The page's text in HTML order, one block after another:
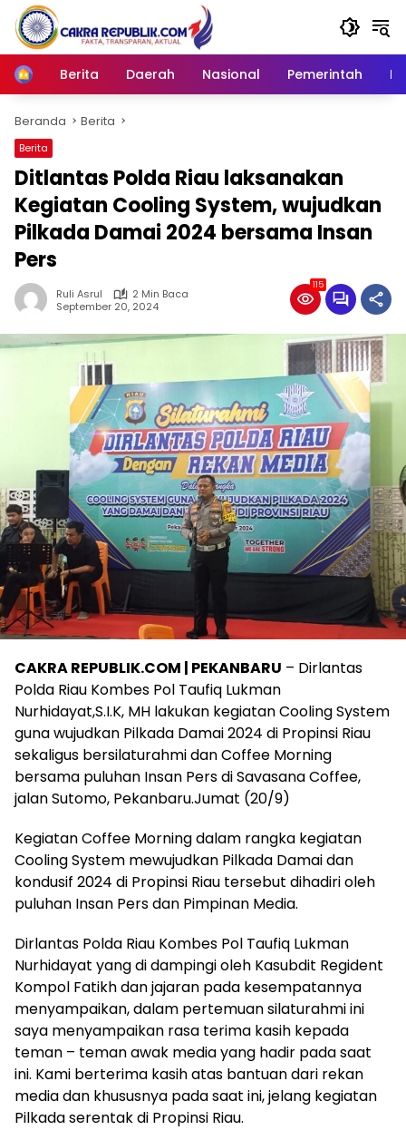
Langsung
konten
Home
Berita Daerah Nasional Pemerintah
Beranda Berita
Berita
Ditlantas Polda Riau laksanakan
Kegiatan Cooling System, wujudkan
Pilkada Damai 2024 bersama Insan
Pers
Ruli Asrul
2 Min Baca
September 20, 2024
115
CAKRA REPUBLIK.COM | PEKANBARU – Dirlantas
Polda Riau Kombes Pol Taufiq Lukman
Nurhidayat,S.I.K, MH lakukan kegiatan Cooling System
guna wujudkan Pilkada Damai 2024 di Propinsi Riau
sekaligus bersilaturahmi dan Coffee Morning
bersama puluhan Insan Pers di Savasana Coffee,
jalan Sutomo, Pekanbaru.Jumat (20/9)
Kegiatan Coffee Morning dalam rangka kegiatan
Cooling System mewujudkan Pilkada Damai dan
kondusif 2024 di Propinsi Riau tersebut dihadiri oleh
puluhan Insan Pers dan Pimpinan Media.
Dirlantas Polda Riau Kombes Pol Taufiq Lukman
Nurhidayat yang di dampingi oleh Kasubdit Regident
Kompol Fatikh dan jajaran pada kesempatannya
menyampaikan, dalam pertemuan silaturahmi ini
saya menyampaikan rasa terima kasih kepada
teman – teman awak media yang hadir pada saat
ini. Kami berterima kasih atas bantuan dari rekan
media dan khususnya pada saat ini, jelang kegiatan
Pilkada serentak di Propinsi Riau.